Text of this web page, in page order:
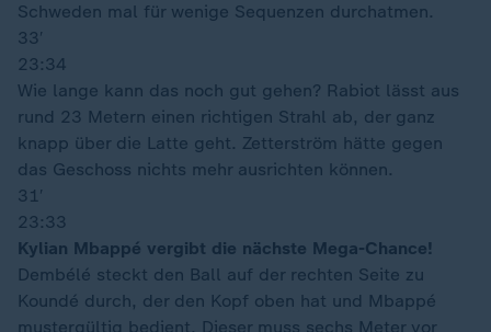
Schweden mal für wenige Sequenzen durchatmen.
33′
23:34
Wie lange kann das noch gut gehen? Rabiot lässt aus
rund 23 Metern einen richtigen Strahl ab, der ganz
knapp über die Latte geht. Zetterström hätte gegen
das Geschoss nichts mehr ausrichten können.
31′
23:33
Kylian Mbappé vergibt die nächste Mega-Chance!
Dembélé steckt den Ball auf der rechten Seite zu
Koundé durch, der den Kopf oben hat und Mbappé
mustergültig bedient. Dieser muss sechs Meter vor